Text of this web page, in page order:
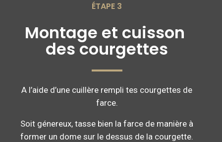
ÉTAPE 3
Montage et cuisson
des courgettes
A l’aide d’une cuillère rempli tes courgettes de
farce.
Soit génereux, tasse bien la farce de manière à
former un dome sur le dessus de la courgette.